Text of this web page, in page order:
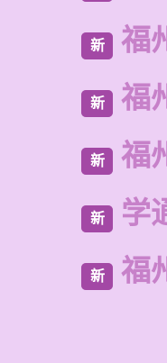
新 福
新 福
新 福
新 学
新 福